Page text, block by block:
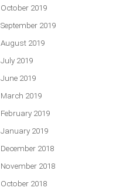
October 2019
September 2019
August 2019
July 2019
June 2019
March 2019
February 2019
January 2019
December 2018
November 2018
October 2018